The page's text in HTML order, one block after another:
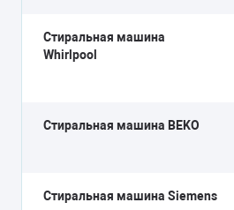
Стиральная машина
Whirlpool
Стиральная машина BEKO
Стиральная машина Siemens